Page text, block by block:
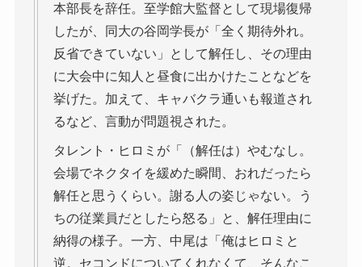
本部長を辞任。至学館大監督として現場復帰
したが、同大の谷岡学長が「全く期待外れ。
反省できていない」として解任し、その理由
に大会中に知人と昼食に出かけたことなどを
挙げた。加えて、キャバクラ通いも報道され
るなど、言動が問題視された。
タレント・ヒロミが「（解任は）やむなし。
会場でネクタイを緩めた瞬間、おれだったら
解任と思うくらい。謝る人の姿じゃない。う
ちの従業員だとしたら怒る」と、解任理由に
納得の様子。一方、中尾は「俺はヒロミと
逆。セコンドについてくれなくて、そんなこ